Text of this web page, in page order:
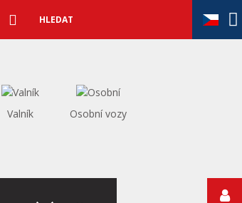
vyhledávání
Vyhledat
Valník Osobní vozy